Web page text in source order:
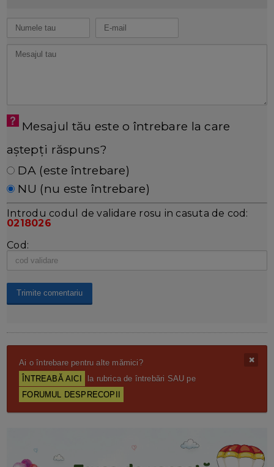
Mesajul tău este o întrebare la care
aștepți răspuns?
DA (este întrebare)
NU (nu este întrebare)
Introdu codul de validare rosu in casuta de cod:
0218026
Cod:
Ai o întrebare pentru alte mămici?
ÎNTREABĂ AICI
la rubrica de întrebări SAU pe
FORUMUL DESPRECOPII